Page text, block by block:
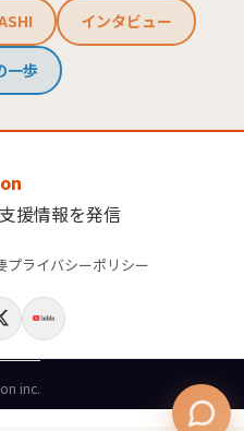
インタビュー
一歩
援情報を発信
プライバシーポリシー
inc.